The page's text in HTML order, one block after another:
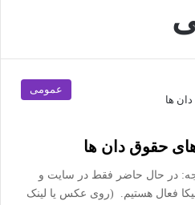
عمومی
حقوق دان ها
در حال حاضر فقط در سایت و
فعال هستیم. (روی عکس یا لینک